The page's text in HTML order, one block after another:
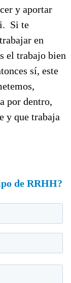
y aportar
Si te
en
el trabajo bien
sí, este
por dentro,
y que trabaja
de RRHH?